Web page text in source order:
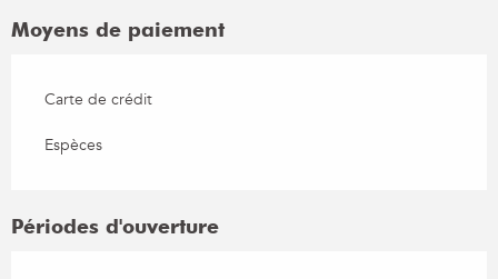
Moyens de paiement
Carte de crédit
Espèces
Périodes d'ouverture